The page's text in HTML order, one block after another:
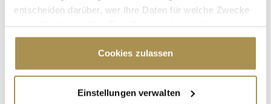
entscheiden darüber, wer Ihre Daten für welche Zwecke
Cookie-Erklärung oder durch Klicken auf das Privacy
Trigger Symbol ändern oder widerrufen
Informationen über Ihre geografische Lage
Cookies zulassen
Einstellungen verwalten